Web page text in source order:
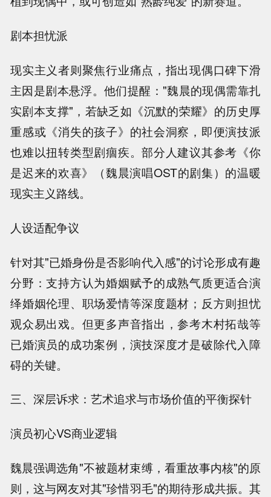
剧本担忧派
现实主义者则聚焦行业痛点，指出现偶口碑下滑
主因是剧本悬浮。他们提醒："魏晨的现偶需靠扎
实剧本支撑"，若缺乏如《沉默的荣耀》的历史厚
重感或《消失的孩子》的社会洞察，即便演技派
也难以扭转类型剧痼疾。部分人建议其参考《你
是迟来的欢喜》（魏晨演唱OST的剧集）的温暖
现实主义路线。
人设适配争议
针对其"已婚身份是否影响代入感"的讨论形成有趣
分野：支持方认为婚姻赋予的成熟气质更适合演
绎婚姻伦理、职场爱情等深度题材；反方则担忧
观众易出戏。但更多声音指出，参考木村拓哉等
已婚演员的成功案例，演技深度才是破除代入障
碍的关键。
三、深层诉求：艺术追求与市场价值的平衡探针
演员初心VS商业逻辑
魏晨强调选角"不被题材束缚，看重故事内核"的原
则，这与网友对其"珍惜羽毛"的期待形成共振。其